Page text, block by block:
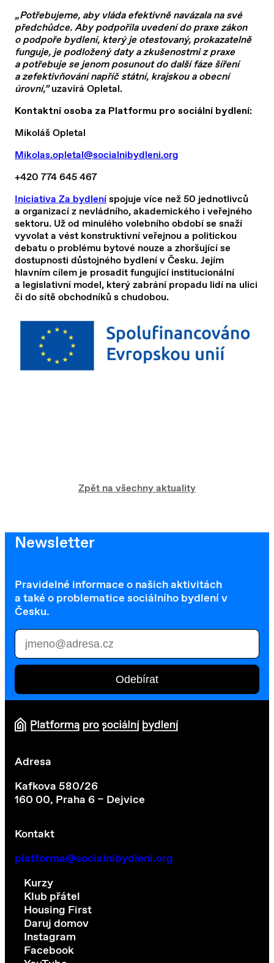
„Potřebujeme, aby vláda efektivně navázala na své
předchůdce. Aby podpořila uvedení do praxe zákon
o podpoře bydlení, který je otestovaný, prokazatelně
funguje, je podložený daty a zkušenostmi z praxe
a potřebuje se jenom posunout do další fáze šíření
a zefektivňování napříč státní, krajskou a obecní
úrovní,”uzavírá Opletal.
Kontaktní osoba za Platformu pro sociální bydlení:
Mikoláš Opletal
Mikolas.opletal@socialnibydleni.org
+420 774 645 467
Iniciativa Za bydleníspojuje více než 50 jednotlivců
a organizací z nevládního, akademického i veřejného
sektoru. Už od minulého volebního období se snaží
vyvolat a vést konstruktivní veřejnou a politickou
debatu o problému bytové nouze a zhoršující se
dostupnosti důstojného bydlení v Česku. Jejím
hlavním cílem je prosadit fungující institucionální
a legislativní model, který zabrání propadu lidí na ulici
či do sítě obchodníků s chudobou.
Zpět na všechny aktuality
Newsletter
Pravidelné informace o našich aktivitách
a také o problematice sociálního bydlení v
Česku.
Adresa
Kafkova 580/26
160 00, Praha 6 – Dejvice
Kontakt
platforma@socialnibydleni.org
Kurzy
Klub přátel
Housing First
Daruj domov
Instagram
Facebook